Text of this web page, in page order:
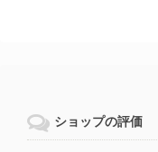
ショップの評価